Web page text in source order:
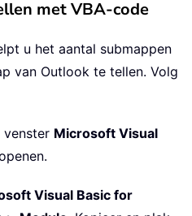
met VBA-code
u het aantal submappen
van Outlook te tellen. Volg
venster Microsoft Visual
Visual Basic for